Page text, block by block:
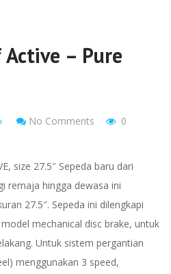
– Pure
No Comments
0
size 27.5″ Sepeda baru dari
remaja hingga dewasa ini
27.5″. Sepeda ini dilengkapi
mechanical disc brake, untuk
Untuk sistem pergantian
menggunakan 3 speed,